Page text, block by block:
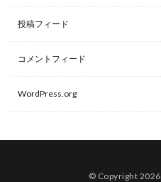
投稿フィード
コメントフィード
WordPress.org
© Copyright 2026